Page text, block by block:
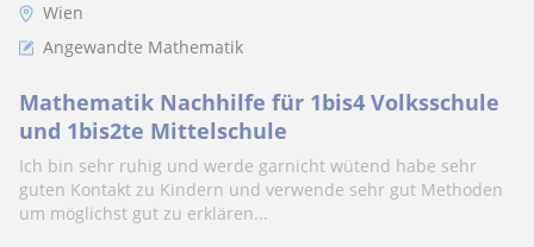
Wien
Angewandte Mathematik
Mathematik Nachhilfe für 1bis4 Volksschule
und 1bis2te Mittelschule
Ich bin sehr ruhig und werde garnicht wütend habe sehr
guten Kontakt zu Kindern und verwende sehr gut Methoden
um möglichst gut zu erklären...